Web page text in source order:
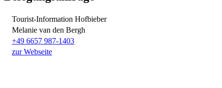
Tourist-Information Hofbieber
Melanie van den Bergh
+49 6657 987-1403
zur Webseite